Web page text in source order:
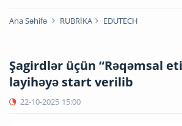
Ana Səhifə RUBRİKA EDUTECH
Şagirdlər üçün “Rəqəmsal
layihəyə start verilib
22-10-2025 15:00